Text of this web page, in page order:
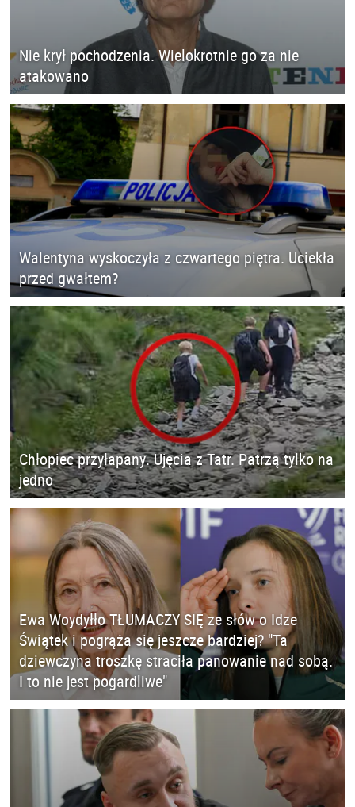
Nie krył pochodzenia. Wielokrotnie go za nie
atakowano
Walentyna wyskoczyła z czwartego piętra. Uciekła
przed gwałtem?
Chłopiec przyłapany. Ujęcia z Tatr. Patrzą tylko na
jedno
Ewa Woydyłło TŁUMACZY SIĘ ze słów o Idze
Świątek i pogrąża się jeszcze bardziej? "Ta
dziewczyna troszkę straciła panowanie nad sobą.
I to nie jest pogardliwe"